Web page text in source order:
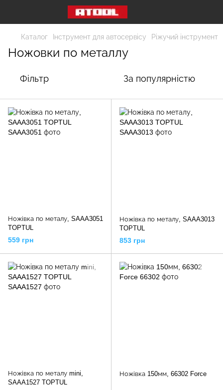
Каталог Інструмент для автосервісу Ріжучий інструмент
Ножовки по металлу
Фільтр За популярністю
Ножівка по металу, SAAA3051
TOPTUL
559 грн
Ножівка по металу, SAAA3013
TOPTUL
853 грн
Ножівка по металу mini,
SAAA1527 TOPTUL
Ножівка 150мм, 66302 Force